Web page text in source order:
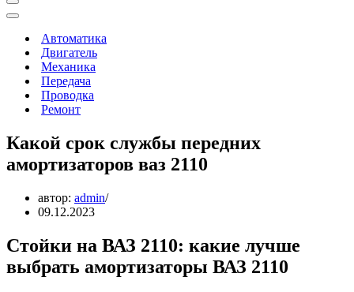
Меню
навигации
Меню
навигацииАвтоматика
Двигатель
Механика
Передача
Проводка
Ремонт
Какой срок службы передних
амортизаторов ваз 2110
автор: admin
09.12.2023
Стойки на ВАЗ 2110: какие лучше
выбрать амортизаторы ВАЗ 2110